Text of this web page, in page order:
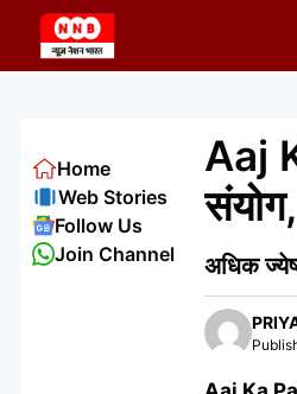
content
Aaj
अधिक
Home
Web Stories
Follow Us
Join Channel